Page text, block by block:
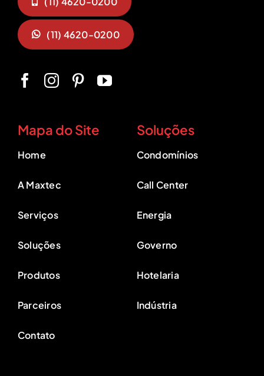
(11) 4620-0200
Mapa do Site
Home
A Maxtec
Serviços
Soluções
Produtos
Parceiros
Contato
Soluções
Condomínios
Call Center
Energia
Governo
Hotelaria
Indústria